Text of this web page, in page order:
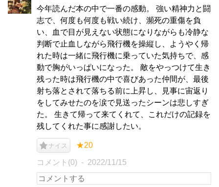
今年読んだ本の中で一番の感動。 強い精神力と闘
志で、何度も何度も戦い続け、瀕死の重傷を負
い、血で目が見えない状態になりながらも冷静な
判断で止血しながら飛行機を操縦し、ようやく帰
れた時は一緒に飛行機に乗っていた気持ちで、感
動で胸がいっぱいになった。 敵をやっつけて生き
残った時は飛行機の中で喜びあった仲間が、最後
射ち落とされて落ちる前に上昇し、見事に宙返り
をしてみせたのを涙で見送ったシーンは悲しすぎ
た。 生きて帰って来てくれて、これだけの記録を
残してくれた事に感謝したい。
ナイス ★20
コメント(0) 2022/11/15